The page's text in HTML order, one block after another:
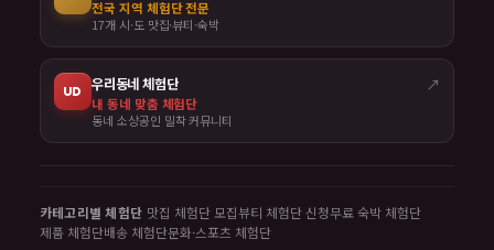
전국 지역 체험단 전문
17개 시·도 맛집·뷰티·숙박
UD 우리동네 체험단 ↗
내 동네 맞춤 체험단
동네 소상공인 밀착 커뮤니티
카테고리별 체험단 맛집 체험단 모집뷰티 체험단 신청무료 숙박 체험단
제품 체험단배송 체험단문화·스포츠 체험단